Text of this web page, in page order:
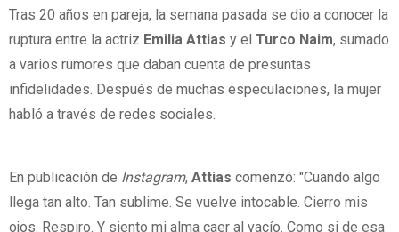
Tras 20 años en pareja, la semana pasada se dio a conocer la
ruptura entre la actriz Emilia Attias y el Turco Naim, sumado
a varios rumores que daban cuenta de presuntas
infidelidades. Después de muchas especulaciones, la mujer
habló a través de redes sociales.
En publicación de Instagram, Attias comenzó: "Cuando algo
llega tan alto. Tan sublime. Se vuelve intocable. Cierro mis
ojos. Respiro. Y siento mi alma caer al vacío. Como si de esa